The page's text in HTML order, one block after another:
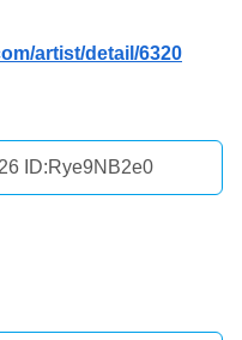
artist/detail/6320
ID:Rye9NB2e0